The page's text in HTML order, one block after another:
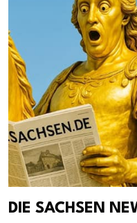
DIE SACHSEN